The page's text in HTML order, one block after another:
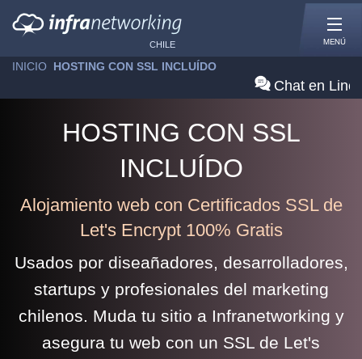
CHILE MENÚ
INICIO »HOSTING CON SSL INCLUÍDO
Chat en
HOSTING CON SSL
INCLUÍDO
Alojamiento web con Certificados SSL de
Let's Encrypt 100% Gratis
Usados por diseañadores, desarrolladores,
startups y profesionales del marketing
chilenos. Muda tu sitio a Infranetworking y
asegura tu web con un SSL de Let's